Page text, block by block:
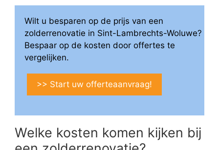
Wilt u besparen op de prijs van een
zolderrenovatie in Sint-Lambrechts-Woluwe?
Bespaar op de kosten door offertes te
vergelijken.
>> Start uw offerteaanvraag!
Welke kosten komen kijken bij